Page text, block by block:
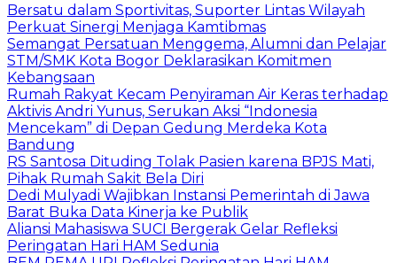
Bersatu dalam Sportivitas, Suporter Lintas Wilayah
Perkuat Sinergi Menjaga Kamtibmas
Semangat Persatuan Menggema, Alumni dan Pelajar
STM/SMK Kota Bogor Deklarasikan Komitmen
Kebangsaan
Rumah Rakyat Kecam Penyiraman Air Keras terhadap
Aktivis Andri Yunus, Serukan Aksi “Indonesia
Mencekam” di Depan Gedung Merdeka Kota
Bandung
RS Santosa Dituding Tolak Pasien karena BPJS Mati,
Pihak Rumah Sakit Bela Diri
Dedi Mulyadi Wajibkan Instansi Pemerintah di Jawa
Barat Buka Data Kinerja ke Publik
Aliansi Mahasiswa SUCI Bergerak Gelar Refleksi
Peringatan Hari HAM Sedunia